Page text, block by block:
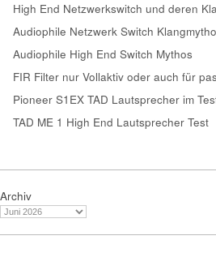
High End Netzwerkswitch und deren
Audiophile Netzwerk Switch
Audiophile High End Switch Mythos
FIR Filter nur Vollaktiv oder auch für
Pioneer S1EX TAD Lautsprecher im
TAD ME 1 High End Lautsprecher Test
Archiv